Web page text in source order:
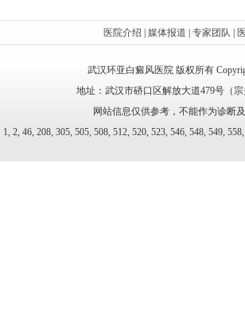
医院介绍 媒体报道 专家团队
武汉环亚白癜风医院 版权所有
地址：武汉市硚口区解放大道479号（
网站信息仅供参考，不能作为诊断
2, 46, 208, 305, 505, 508, 512, 520, 523, 546, 548, 549,